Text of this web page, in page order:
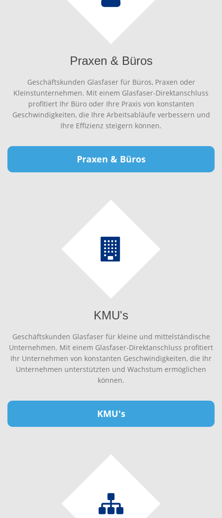
Praxen & Büros
Geschäftskunden Glasfaser für Büros, Praxen oder
Kleinstunternehmen. Mit einem Glasfaser-Direktanschluss
profitiert Ihr Büro oder Ihre Praxis von konstanten
Geschwindigkeiten, die Ihre Arbeitsabläufe verbessern und
Ihre Effizienz steigern können.
Praxen & Büros
KMU's
Geschäftskunden Glasfaser für kleine und mittelständische
Unternehmen. Mit einem Glasfaser-Direktanschluss profitiert
Ihr Unternehmen von konstanten Geschwindigkeiten, die Ihr
Unternehmen unterstützten und Wachstum ermöglichen
können.
KMU's